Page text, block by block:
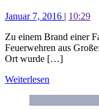
Januar 7, 2016 | 10:29
Zu einem Brand einer
Feuerwehren aus
Ort wurde […]
Weiterlesen